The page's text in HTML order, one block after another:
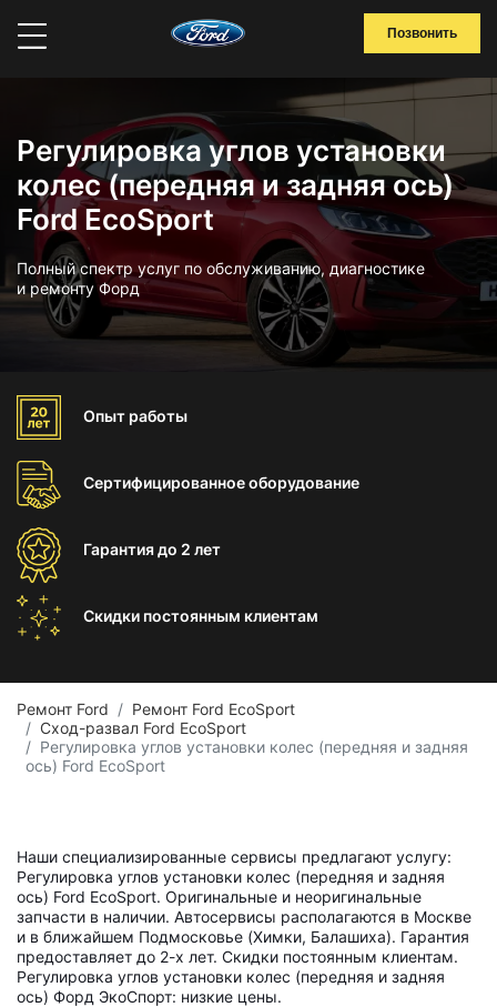
Позвонить
Регулировка углов установки
колес (передняя и задняя ось)
Ford EcoSport
Полный спектр услуг по обслуживанию, диагностике
и ремонту Форд
Опыт работы
Сертифицированноеоборудование
Гарантиядо 2 лет
Скидки постоянным клиентам
Ремонт Ford
Ремонт Ford EcoSport
Сход-развал Ford EcoSport
Регулировка углов установки колес (передняя и задняя
ось) Ford EcoSport
Наши специализированные сервисы предлагают услугу:
Регулировка углов установки колес (передняя и задняя
ось) Ford EcoSport. Оригинальные и неоригинальные
запчасти в наличии. Автосервисы располагаются в Москве
и в ближайшем Подмосковье (Химки, Балашиха). Гарантия
предоставляет до 2-х лет. Скидки постоянным клиентам.
Регулировка углов установки колес (передняя и задняя
ось) Форд ЭкоСпорт: низкие цены.